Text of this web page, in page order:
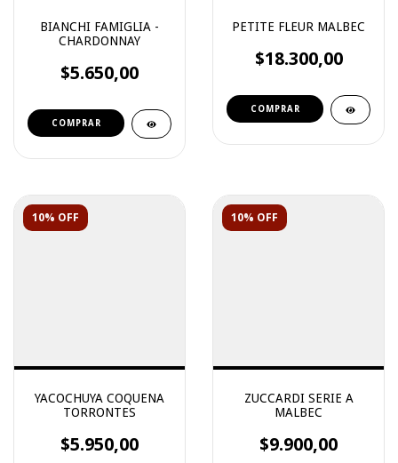
BIANCHI FAMIGLIA -
CHARDONNAY
$5.650,00
PETITE FLEUR MALBEC
$18.300,00
10% OFF
YACOCHUYA COQUENA
TORRONTES
$5.950,00
10% OFF
ZUCCARDI SERIE A
MALBEC
$9.900,00